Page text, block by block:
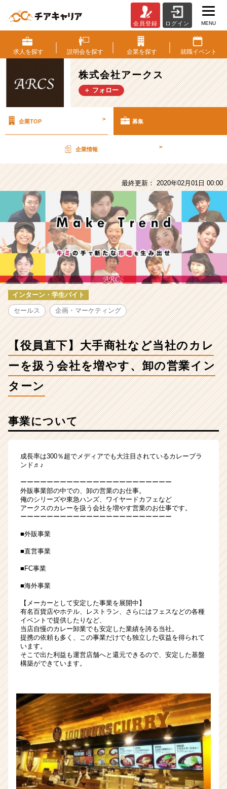
式
会
社
ア
ー
ク
用/
求
-
下】
大
手
商
社
当
社
の
カ
を
扱
う
す、
の
イ
ン
タ
ー
成
長
企
業
ら
ト
が
届
く
就
活
サ
イ
ト
会員登録 ログイン MENU
求人を探す 説明会を探す 企業を探す 就職イベント
株式会社アークス
＋ フォロー
企業TOP > 募集
企業情報 >
最終更新： 2020年02月01日 00:00
インターン・学生バイト
セールス 企画・マーケティング
【役員直下】大手商社など当社のカレ
ーを扱う会社を増やす、卸の営業イン
ターン
事業について
成長率は300％超でメディアでも大注目されているカレーブラ
ンド♬♪
ーーーーーーーーーーーーーーーーーーーーーーー
外販事業部の中での、卸の営業のお仕事。
俺のシリーズや東急ハンズ、ワイヤードカフェなど
アークスのカレーを扱う会社を増やす営業のお仕事です。
ーーーーーーーーーーーーーーーーーーーーーーー
■外販事業
■直営事業
■FC事業
■海外事業
【メーカーとして安定した事業を展開中】
有名百貨店やホテル、レストラン、さらにはフェスなどの各種
イベントで提供したりなど、
当店自慢のカレー卸業でも安定した業績を誇る当社。
提携の依頼も多く、この事業だけでも独立した収益を得られて
います。
そこで出た利益も運営店舗へと還元できるので、安定した基盤
構築ができています。